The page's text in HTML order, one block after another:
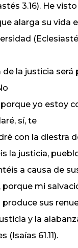
3.16). He
alarga su vida
de la justicia
yo estoy
sí, te
con la diestra
la justicia,
a causa de
porque mi
produce sus
y la
(Isaías 61.11).